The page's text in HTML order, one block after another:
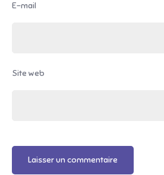
E-mail
Site web